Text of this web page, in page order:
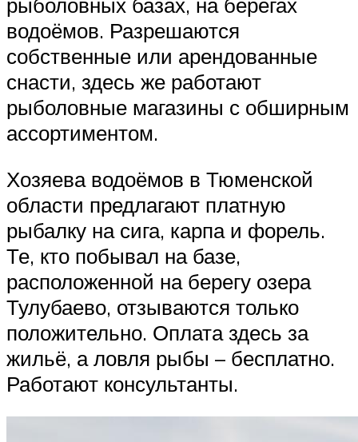
водоёмов. Разрешаются
собственные или арендованные
снасти, здесь же работают
рыболовные магазины с обширным
ассортиментом.
Хозяева водоёмов в Тюменской
области предлагают платную
рыбалку на сига, карпа и форель.
Те, кто побывал на базе,
расположенной на берегу озера
Тулубаево, отзываются только
положительно. Оплата здесь за
жильё, а ловля рыбы – бесплатно.
Работают консультанты.